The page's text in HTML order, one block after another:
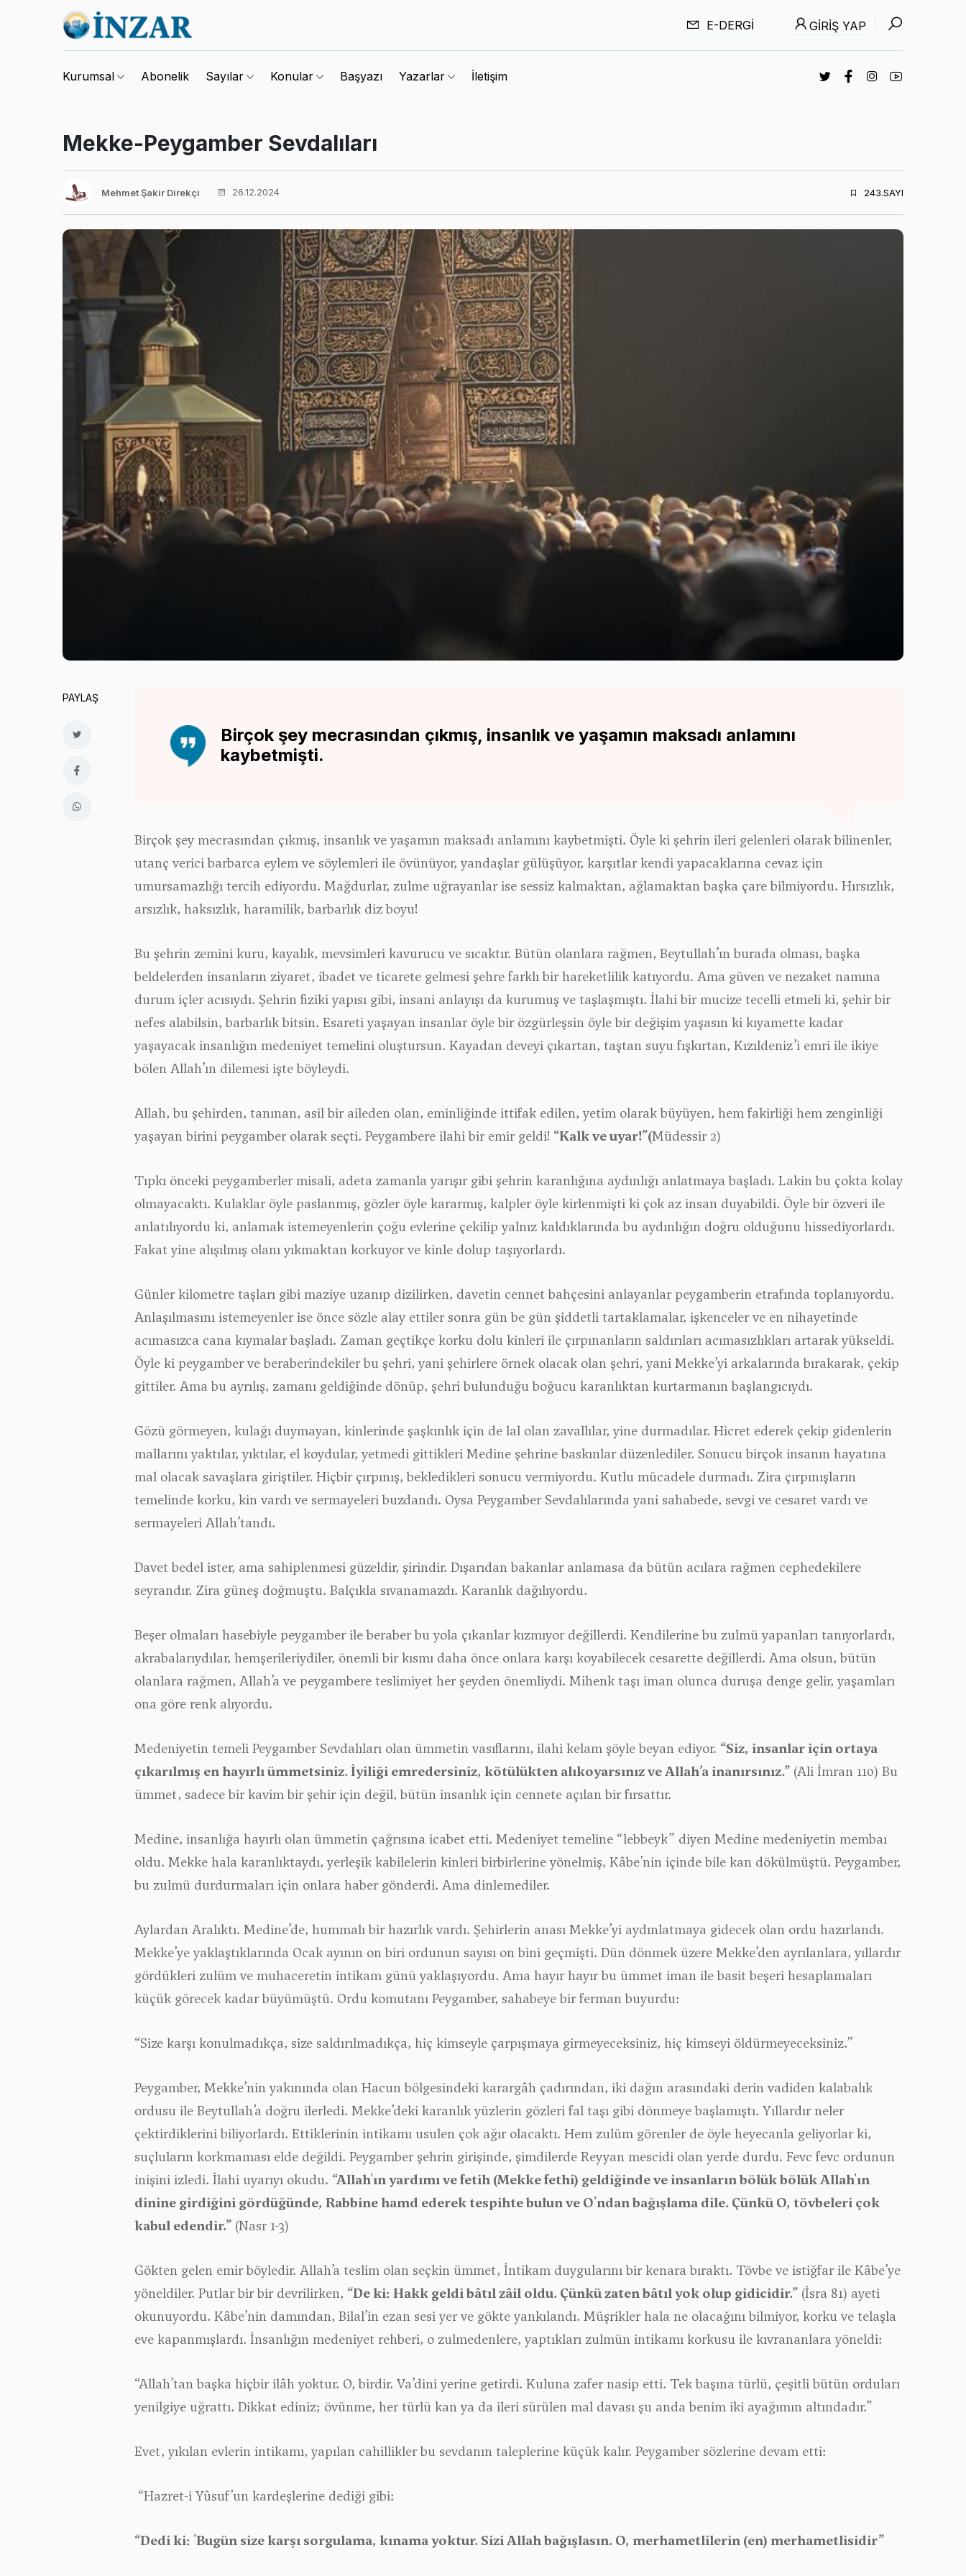
E-DERGI GIRIŞ YAP
Kurumsal Abonelik Sayılar Konular Başyazı Yazarlar İletişim
Mekke-Peygamber Sevdalıları
Mehmet Şakir Direkçi 26.12.2024 243.SAYI
PAYLAŞ
Birçok şey mecrasından çıkmış, insanlık ve yaşamın maksadı anlamını
kaybetmişti.
Birçok şey mecrasından çıkmış, insanlık ve yaşamın maksadı anlamını kaybetmişti. Öyle ki şehrin ileri gelenleri olarak bilinenler,
utanç verici barbarca eylem ve söylemleri ile övünüyor, yandaşlar gülüşüyor, karşıtlar kendi yapacaklarına cevaz için
umursamazlığı tercih ediyordu. Mağdurlar, zulme uğrayanlar ise sessiz kalmaktan, ağlamaktan başka çare bilmiyordu. Hırsızlık,
arsızlık, haksızlık, haramilik, barbarlık diz boyu!
Bu şehrin zemini kuru, kayalık, mevsimleri kavurucu ve sıcaktır. Bütün olanlara rağmen, Beytullah’ın burada olması, başka
beldelerden insanların ziyaret, ibadet ve ticarete gelmesi şehre farklı bir hareketlilik katıyordu. Ama güven ve nezaket namına
durum içler acısıydı. Şehrin fiziki yapısı gibi, insani anlayışı da kurumuş ve taşlaşmıştı. İlahi bir mucize tecelli etmeli ki, şehir bir
nefes alabilsin, barbarlık bitsin. Esareti yaşayan insanlar öyle bir özgürleşsin öyle bir değişim yaşasın ki kıyamette kadar
yaşayacak insanlığın medeniyet temelini oluştursun. Kayadan deveyi çıkartan, taştan suyu fışkırtan, Kızıldeniz’i emri ile ikiye
bölen Allah’ın dilemesi işte böyleydi.
Allah, bu şehirden, tanınan, asil bir aileden olan, eminliğinde ittifak edilen, yetim olarak büyüyen, hem fakirliği hem zenginliği
yaşayan birini peygamber olarak seçti. Peygambere ilahi bir emir geldi! “Kalk ve uyar!”(Müdessir 2)
Tıpkı önceki peygamberler misali, adeta zamanla yarışır gibi şehrin karanlığına aydınlığı anlatmaya başladı. Lakin bu çokta kolay
olmayacaktı. Kulaklar öyle paslanmış, gözler öyle kararmış, kalpler öyle kirlenmişti ki çok az insan duyabildi. Öyle bir özveri ile
anlatılıyordu ki, anlamak istemeyenlerin çoğu evlerine çekilip yalnız kaldıklarında bu aydınlığın doğru olduğunu hissediyorlardı.
Fakat yine alışılmış olanı yıkmaktan korkuyor ve kinle dolup taşıyorlardı.
Günler kilometre taşları gibi maziye uzanıp dizilirken, davetin cennet bahçesini anlayanlar peygamberin etrafında toplanıyordu.
Anlaşılmasını istemeyenler ise önce sözle alay ettiler sonra gün be gün şiddetli tartaklamalar, işkenceler ve en nihayetinde
acımasızca cana kıymalar başladı. Zaman geçtikçe korku dolu kinleri ile çırpınanların saldırıları acımasızlıkları artarak yükseldi.
Öyle ki peygamber ve beraberindekiler bu şehri, yani şehirlere örnek olacak olan şehri, yani Mekke’yi arkalarında bırakarak, çekip
gittiler. Ama bu ayrılış, zamanı geldiğinde dönüp, şehri bulunduğu boğucu karanlıktan kurtarmanın başlangıcıydı.
Gözü görmeyen, kulağı duymayan, kinlerinde şaşkınlık için de lal olan zavallılar, yine durmadılar. Hicret ederek çekip gidenlerin
mallarını yaktılar, yıktılar, el koydular, yetmedi gittikleri Medine şehrine baskınlar düzenlediler. Sonucu birçok insanın hayatına
mal olacak savaşlara giriştiler. Hiçbir çırpınış, bekledikleri sonucu vermiyordu. Kutlu mücadele durmadı. Zira çırpınışların
temelinde korku, kin vardı ve sermayeleri buzdandı. Oysa Peygamber Sevdalılarında yani sahabede, sevgi ve cesaret vardı ve
sermayeleri Allah’tandı.
Davet bedel ister, ama sahiplenmesi güzeldir, şirindir. Dışarıdan bakanlar anlamasa da bütün acılara rağmen cephedekilere
seyrandır. Zira güneş doğmuştu. Balçıkla sıvanamazdı. Karanlık dağılıyordu.
Beşer olmaları hasebiyle peygamber ile beraber bu yola çıkanlar kızmıyor değillerdi. Kendilerine bu zulmü yapanları tanıyorlardı,
akrabalarıydılar, hemşerileriydiler, önemli bir kısmı daha önce onlara karşı koyabilecek cesarette değillerdi. Ama olsun, bütün
olanlara rağmen, Allah’a ve peygambere teslimiyet her şeyden önemliydi. Mihenk taşı iman olunca duruşa denge gelir, yaşamları
ona göre renk alıyordu.
Medeniyetin temeli Peygamber Sevdalıları olan ümmetin vasıflarını, ilahi kelam şöyle beyan ediyor. “Siz, insanlar için ortaya
çıkarılmış en hayırlı ümmetsiniz. İyiliği emredersiniz, kötülükten alıkoyarsınız ve Allah’a inanırsınız.” (Ali İmran 110) Bu
ümmet, sadece bir kavim bir şehir için değil, bütün insanlık için cennete açılan bir fırsattır.
Medine, insanlığa hayırlı olan ümmetin çağrısına icabet etti. Medeniyet temeline “lebbeyk” diyen Medine medeniyetin membaı
oldu. Mekke hala karanlıktaydı, yerleşik kabilelerin kinleri birbirlerine yönelmiş, Kâbe’nin içinde bile kan dökülmüştü. Peygamber,
bu zulmü durdurmaları için onlara haber gönderdi. Ama dinlemediler.
Aylardan Aralıktı. Medine’de, hummalı bir hazırlık vardı. Şehirlerin anası Mekke’yi aydınlatmaya gidecek olan ordu hazırlandı.
Mekke’ye yaklaştıklarında Ocak ayının on biri ordunun sayısı on bini geçmişti. Dün dönmek üzere Mekke’den ayrılanlara, yıllardır
gördükleri zulüm ve muhaceretin intikam günü yaklaşıyordu. Ama hayır hayır bu ümmet iman ile basit beşeri hesaplamaları
küçük görecek kadar büyümüştü. Ordu komutanı Peygamber, sahabeye bir ferman buyurdu:
“Size karşı konulmadıkça, size saldırılmadıkça, hiç kimseyle çarpışmaya girmeyeceksiniz, hiç kimseyi öldürmeyeceksiniz.”
Peygamber, Mekke’nin yakınında olan Hacun bölgesindeki karargâh çadırından, iki dağın arasındaki derin vadiden kalabalık
ordusu ile Beytullah’a doğru ilerledi. Mekke’deki karanlık yüzlerin gözleri fal taşı gibi dönmeye başlamıştı. Yıllardır neler
çektirdiklerini biliyorlardı. Ettiklerinin intikamı usulen çok ağır olacaktı. Hem zulüm görenler de öyle heyecanla geliyorlar ki,
suçluların korkmaması elde değildi. Peygamber şehrin girişinde, şimdilerde Reyyan mescidi olan yerde durdu. Fevc fevc ordunun
inişini izledi. İlahi uyarıyı okudu. “Allah'ın yardımı ve fetih (Mekke fethi) geldiğinde ve insanların bölük bölük Allah'ın
dinine girdiğini gördüğünde, Rabbine hamd ederek tespihte bulun ve O'ndan bağışlama dile. Çünkü O, tövbeleri çok
kabul edendir.” (Nasr 1-3)
Gökten gelen emir böyledir. Allah’a teslim olan seçkin ümmet, İntikam duygularını bir kenara bıraktı. Tövbe ve istiğfar ile Kâbe’ye
yöneldiler. Putlar bir bir devrilirken, “De ki: Hakk geldi bâtıl zâil oldu. Çünkü zaten bâtıl yok olup gidicidir.” (İsra 81) ayeti
okunuyordu. Kâbe’nin damından, Bilal’in ezan sesi yer ve gökte yankılandı. Müşrikler hala ne olacağını bilmiyor, korku ve telaşla
eve kapanmışlardı. İnsanlığın medeniyet rehberi, o zulmedenlere, yaptıkları zulmün intikamı korkusu ile kıvrananlara yöneldi:
“Allah’tan başka hiçbir ilâh yoktur. O, birdir. Va’dini yerine getirdi. Kuluna zafer nasip etti. Tek başına türlü, çeşitli bütün orduları
yenilgiye uğrattı. Dikkat ediniz; övünme, her türlü kan ya da ileri sürülen mal davası şu anda benim iki ayağımın altındadır.”
Evet, yıkılan evlerin intikamı, yapılan cahillikler bu sevdanın taleplerine küçük kalır. Peygamber sözlerine devam etti:
“Hazret-i Yûsuf’un kardeşlerine dediği gibi:
“Dedi ki: 'Bugün size karşı sorgulama, kınama yoktur. Sizi Allah bağışlasın. O, merhametlilerin (en) merhametlisidir”